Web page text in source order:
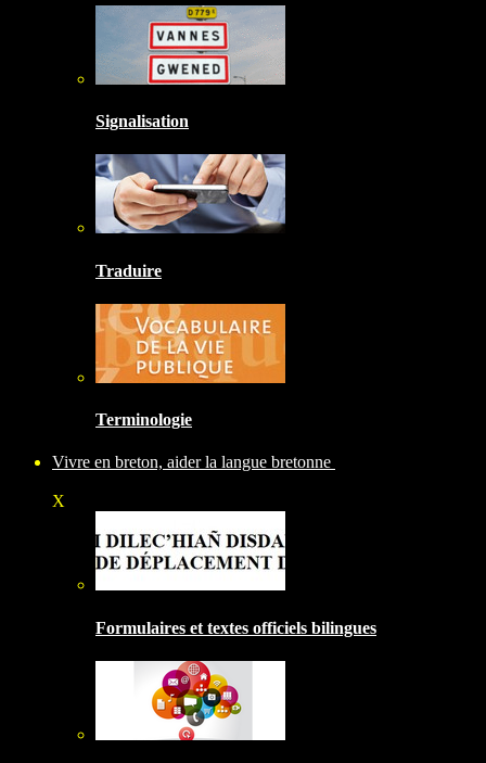
Signalisation
Traduire
Terminologie
Vivre en breton, aider la langue bretonne
X
Formulaires et textes officiels bilingues